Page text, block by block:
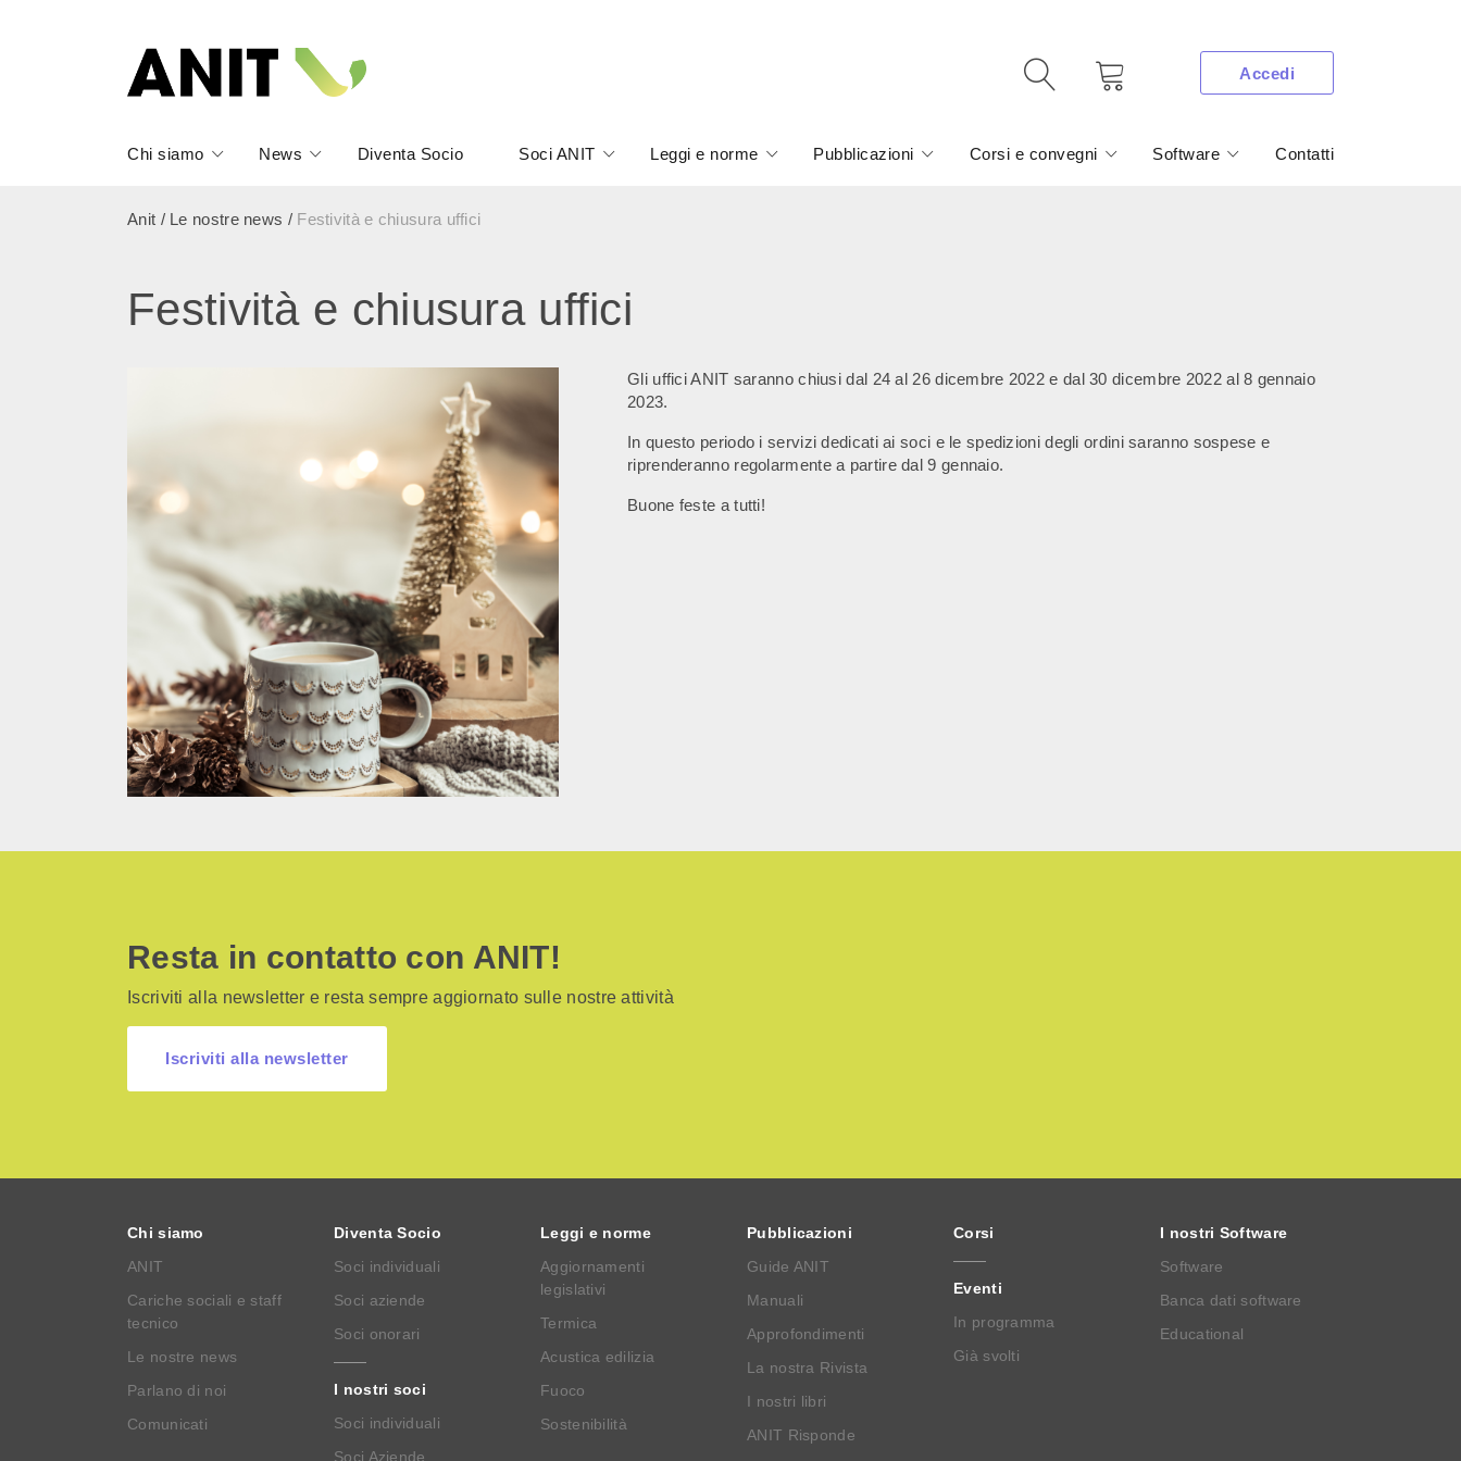
Accedi
Chi siamo News Diventa Socio Soci ANIT Leggi e norme Pubblicazioni Corsi e convegni Software Contatti
Anit / Le nostre news / Festività e chiusura uffici
Festività e chiusura uffici
Gli uffici ANIT saranno chiusi dal 24 al 26 dicembre 2022 e dal 30 dicembre 2022 al 8 gennaio
2023.
In questo periodo i servizi dedicati ai soci e le spedizioni degli ordini saranno sospese e
riprenderanno regolarmente a partire dal 9 gennaio.
Buone feste a tutti!
Resta in contatto con ANIT!
Iscriviti alla newsletter e resta sempre aggiornato sulle nostre attività
Iscriviti alla newsletter
Chi siamo
ANIT
Cariche sociali e staff
tecnico
Le nostre news
Parlano di noi
Comunicati
Diventa Socio
Soci individuali
Soci aziende
Soci onorari
I nostri soci
Soci individuali
Soci Aziende
Leggi e norme
Aggiornamenti
legislativi
Termica
Acustica edilizia
Fuoco
Sostenibilità
Pubblicazioni
Guide ANIT
Manuali
Approfondimenti
La nostra Rivista
I nostri libri
ANIT Risponde
Corsi
Eventi
In programma
Già svolti
I nostri Software
Software
Banca dati software
Educational